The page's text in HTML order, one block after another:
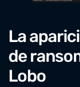
La
de
Lobo